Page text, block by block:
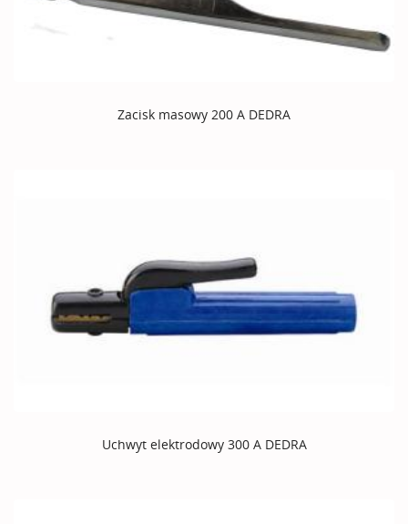
Zacisk masowy 200 A DEDRA
Uchwyt elektrodowy 300 A DEDRA